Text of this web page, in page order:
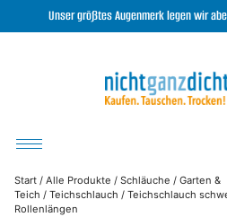
Unser größtes Augenmerk legen wir
Start / Alle Produkte / Schläuche / Garten &
Teich / Teichschlauch / Teichschlauch
Rollenlängen